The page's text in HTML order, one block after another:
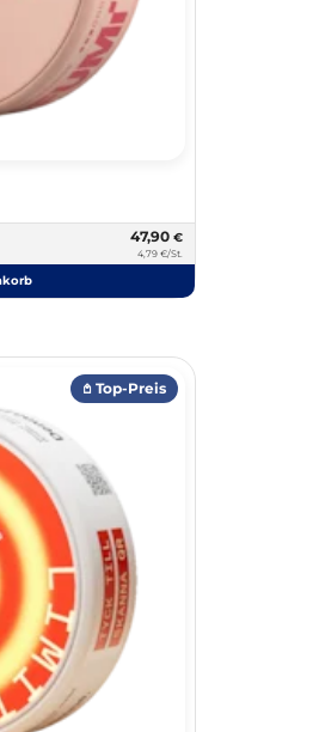
47,90 €
4,79 €/St.
𖤘 Top-Preis